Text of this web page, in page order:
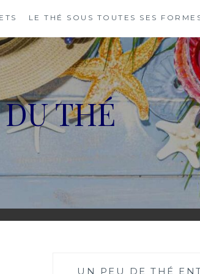
LE THÉ SOUS TOUTES SES
THÉ
UN PEU DE THÉ